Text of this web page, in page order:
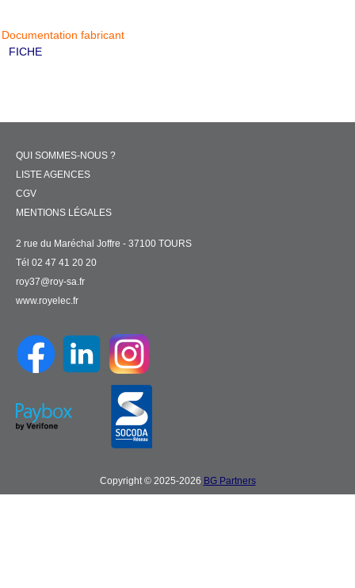
Documentation fabricant
FICHE
QUI SOMMES-NOUS ?
LISTE AGENCES
CGV
MENTIONS LÉGALES
2 rue du Maréchal Joffre - 37100 TOURS
Tél 02 47 41 20 20
roy37@roy-sa.fr
www.royelec.fr
Copyright © 2025-2026 BG Partners